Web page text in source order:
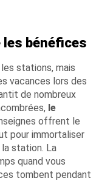
bénéfices
stations, mais
vacances lors des
de nombreux
le
offrent le
pour immortaliser
station. La
quand vous
tombent pendant